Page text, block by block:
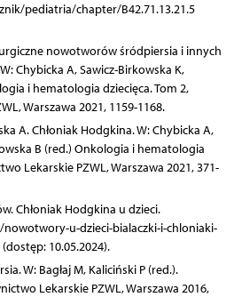
pediatria/chapter/B42.71.13.21.5
nowotworów śródpiersia i innych
Chybicka A, Sawicz-Birkowska K,
i hematologia dziecięca. Tom 2,
Warszawa 2021, 1159-1168.
A. Chłoniak Hodgkina. W: Chybicka A,
B (red.) Onkologia i hematologia
Lekarskie PZWL, Warszawa 2021, 371-
Chłoniak Hodgkina u dzieci.
u-dzieci-bialaczki-i-chloniaki-
10.05.2024).
W: Bagłaj M, Kaliciński P (red.).
Lekarskie PZWL, Warszawa 2016,